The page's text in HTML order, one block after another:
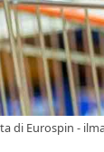
di Eurospin -